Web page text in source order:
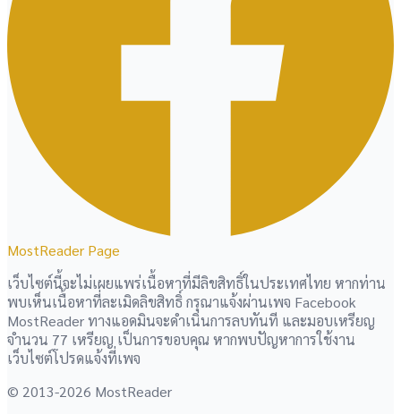
MostReader Page
เว็บไซต์นี้จะไม่เผยแพร่เนื้อหาที่มีลิขสิทธิ์ในประเทศไทย หากท่าน
พบเห็นเนื้อหาที่ละเมิดลิขสิทธิ์ กรุณาแจ้งผ่านเพจ Facebook
MostReader ทางแอดมินจะดำเนินการลบทันที และมอบเหรียญ
จำนวน 77 เหรียญ เป็นการขอบคุณ หากพบปัญหาการใช้งาน
เว็บไซต์โปรดแจ้งที่เพจ
© 2013-2026 MostReader